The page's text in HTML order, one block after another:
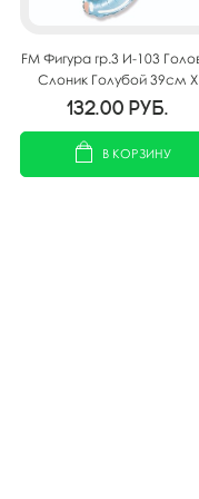
FM Фигура гр.3 И-103
Слоник Голубой 39см X
99см
132.00 руб.
В КОРЗИНУ